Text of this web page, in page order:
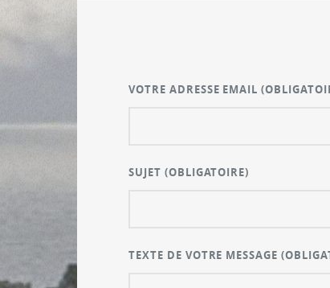
VOTRE ADRESSE EMAIL
SUJET (OBLIGATOIRE)
TEXTE DE VOTRE MESSAGE